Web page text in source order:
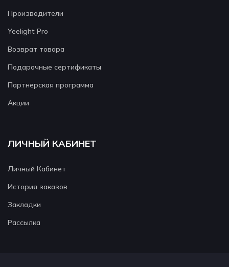
Производители
Yeelight Pro
Возврат товара
Подарочные сертификаты
Партнерская программа
Акции
ЛИЧНЫЙ КАБИНЕТ
Личный Кабинет
История заказов
Закладки
Рассылка